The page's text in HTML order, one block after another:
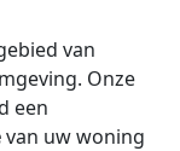
van
Onze
een
van uw woning